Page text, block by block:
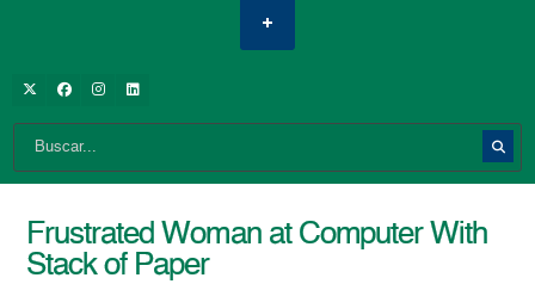
Frustrated Woman at Computer With
Stack of Paper